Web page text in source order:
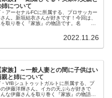
について
アーセナルFCに所属する、プロサッカー
ん。新垣結衣さんが好きです！今回は、
を取り巻く『家族』の物語です。名
2022.11.26
族】～一般人妻との間に子供はい
と姉について
VfBシュトゥットガルトに所属する、プ
伊藤洋輝さん。イカの天ぷらが好きで
な伊藤さんを取り巻く『家族』の物語で